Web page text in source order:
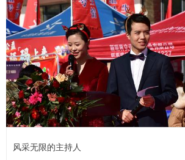
风采无限的主持人